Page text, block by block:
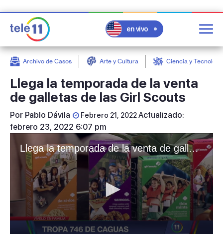
en vivo
Archivo de Casos Arte y Cultura Ciencia y
Llega la temporada de la venta
de galletas de las Girl Scouts
Por Pablo Dávila Febrero 21, 2022Actualizado:
febrero 23, 2022 6:07 pm
Llega la temporada de la venta de galletas de las Girl Scouts
post